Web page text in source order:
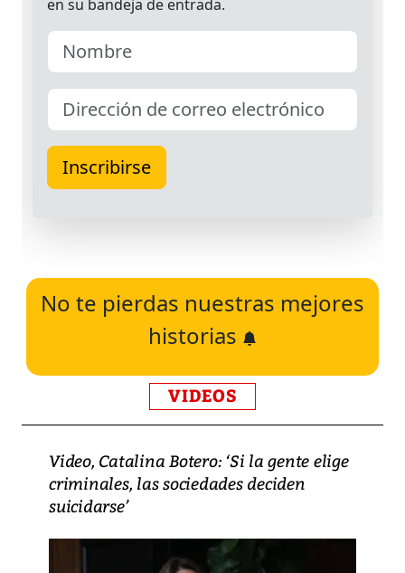
No te pierdas nuestras mejores
historias
VIDEOS
Video, Catalina Botero: ‘Si la gente elige
criminales, las sociedades deciden
suicidarse’